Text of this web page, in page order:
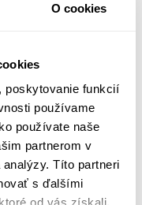
O cookies
poskytovanie funkcií
používame
používate naše
partnerom v
Títo partneri
s ďalšími
od vás získali,
VÁM